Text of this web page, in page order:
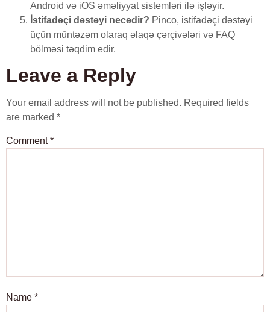
Android və iOS əməliyyat sistemləri ilə işləyir.
İstifadəçi dəstəyi necədir? Pinco, istifadəçi dəstəyi
üçün müntəzəm olaraq əlaqə çərçivələri və FAQ
bölməsi təqdim edir.
Leave a Reply
Your email address will not be published. Required fields
are marked *
Comment*
Name *